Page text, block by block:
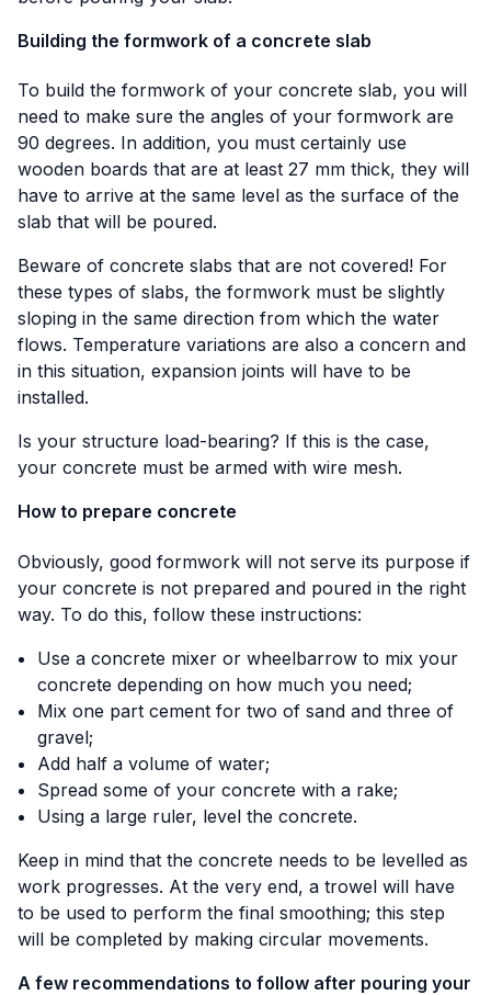
Building the formwork of a concrete slab
To build the formwork of your concrete slab, you will
need to make sure the angles of your formwork are
90 degrees. In addition, you must certainly use
wooden boards that are at least 27 mm thick, they will
have to arrive at the same level as the surface of the
slab that will be poured.
Beware of concrete slabs that are not covered! For
these types of slabs, the formwork must be slightly
sloping in the same direction from which the water
flows. Temperature variations are also a concern and
in this situation, expansion joints will have to be
installed.
Is your structure load-bearing? If this is the case,
your concrete must be armed with wire mesh.
How to prepare concrete
Obviously, good formwork will not serve its purpose if
your concrete is not prepared and poured in the right
way. To do this, follow these instructions:
Use a concrete mixer or wheelbarrow to mix your
concrete depending on how much you need;
Mix one part cement for two of sand and three of
gravel;
Add half a volume of water;
Spread some of your concrete with a rake;
Using a large ruler, level the concrete.
Keep in mind that the concrete needs to be levelled as
work progresses. At the very end, a trowel will have
to be used to perform the final smoothing; this step
will be completed by making circular movements.
A few recommendations to follow after pouring your